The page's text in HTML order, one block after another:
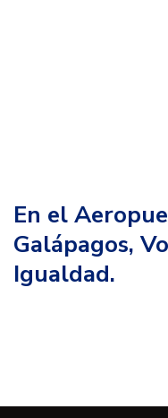
En el
Galápagos,
Igualdad.